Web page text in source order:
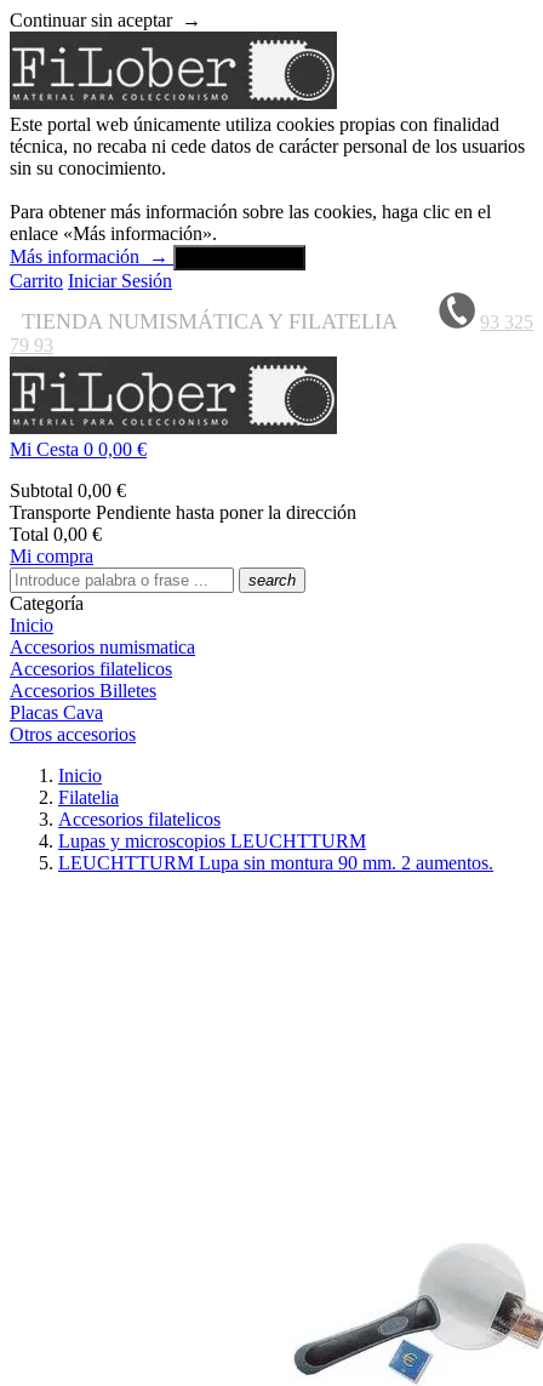
Continuar sin aceptar →
Este portal web únicamente utiliza cookies propias con finalidad
técnica, no recaba ni cede datos de carácter personal de los usuarios
sin su conocimiento.
Para obtener más información sobre las cookies, haga clic en el
enlace «Más información».
Más información
→
Carrito Iniciar Sesión
TIENDA NUMISMÁTICA Y FILATELIA
93 325
79 93
Mi Cesta 0 0,00 €
Subtotal 0,00 €
Transporte Pendiente hasta poner la dirección
Total 0,00 €
Mi compra
search
Categoría
Inicio
Accesorios numismatica
Accesorios filatelicos
Accesorios Billetes
Placas Cava
Otros accesorios
Inicio
Filatelia
Accesorios filatelicos
Lupas y microscopios LEUCHTTURM
LEUCHTTURM Lupa sin montura 90 mm. 2 aumentos.